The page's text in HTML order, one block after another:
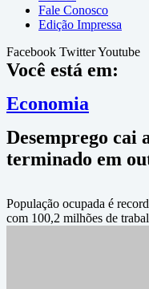
Fale Conosco
Edição Impressa
Facebook TwitterYoutube
Você está em:
Economia
Desemprego cai
terminado em
População ocupada é
com 100,2 milhões de